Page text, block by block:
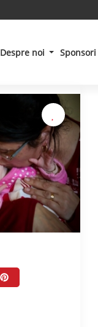
Despre noi Sponsori